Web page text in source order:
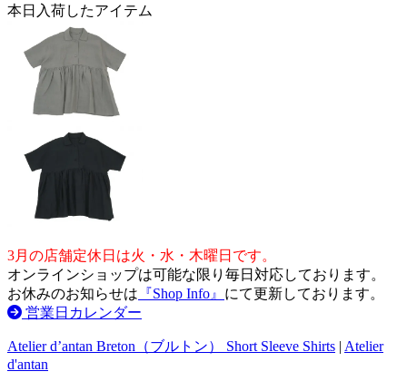
本日入荷したアイテム
3月の店舗定休日は火・水・木曜日です。
オンラインショップは可能な限り毎日対応しております。
お休みのお知らせは 『Shop Info』 にて更新しております。
営業日カレンダー
Atelier d’antan Breton（ブルトン） Short Sleeve Shirts | Atelier
d'antan